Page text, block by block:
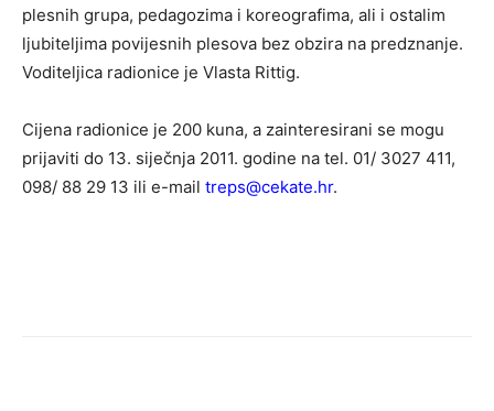
plesnih grupa, pedagozima i koreografima, ali i ostalim
ljubiteljima povijesnih plesova bez obzira na predznanje.
Voditeljica radionice je Vlasta Rittig.
Cijena radionice je 200 kuna, a zainteresirani se mogu
prijaviti do 13. siječnja 2011. godine na tel. 01/ 3027 411,
098/ 88 29 13 ili e-mail treps@cekate.hr.